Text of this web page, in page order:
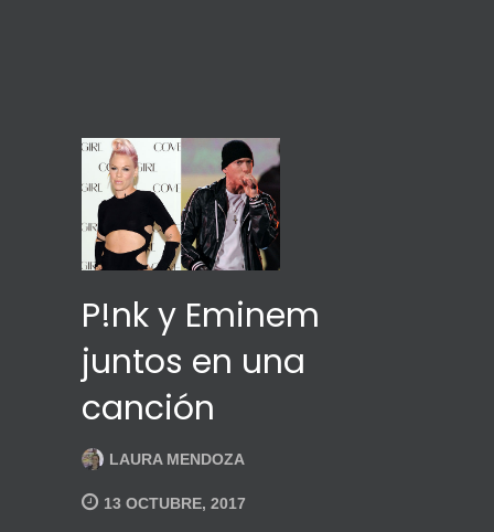
P!nk y Eminem
juntos en una
canción
LAURA MENDOZA
13 OCTUBRE, 2017